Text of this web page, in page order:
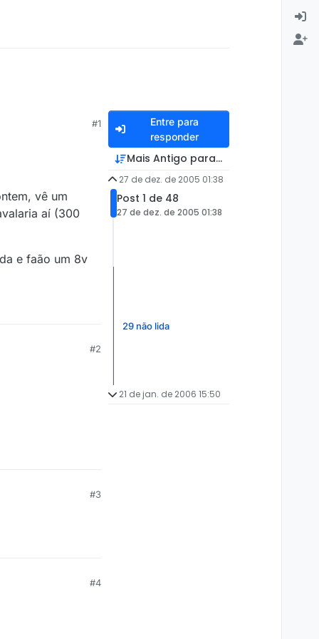
#1
vê um
aí (300
e faão um 8v
#2
#3
#4
Entre para
responder
Mais Antigo para Mais Recente
27 de dez. de 2005 01:38
Post 1 de 48
27 de dez. de 2005 01:38
29 não lida
21 de jan. de 2006 15:50